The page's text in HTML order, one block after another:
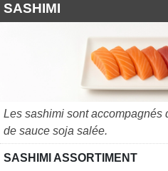
SASHIMI
Les sashimi sont accompagnés
de sauce soja salée.
SASHIMI ASSORTIMENT